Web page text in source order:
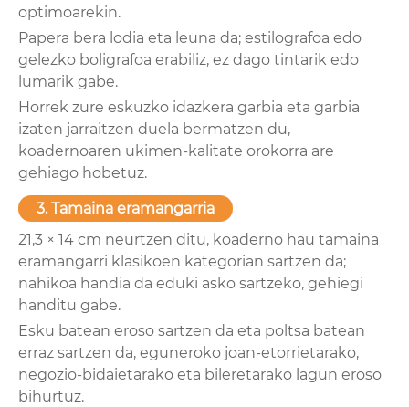
optimoarekin.
Papera bera lodia eta leuna da; estilografoa edo
gelezko boligrafoa erabiliz, ez dago tintarik edo
lumarik gabe.
Horrek zure eskuzko idazkera garbia eta garbia
izaten jarraitzen duela bermatzen du,
koadernoaren ukimen-kalitate orokorra are
gehiago hobetuz.
3. Tamaina eramangarria
21,3 × 14 cm neurtzen ditu, koaderno hau tamaina
eramangarri klasikoen kategorian sartzen da;
nahikoa handia da eduki asko sartzeko, gehiegi
handitu gabe.
Esku batean eroso sartzen da eta poltsa batean
erraz sartzen da, eguneroko joan-etorrietarako,
negozio-bidaietarako eta bileretarako lagun eroso
bihurtuz.